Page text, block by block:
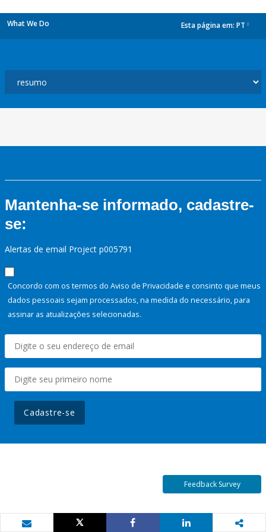
What We Do Esta página em: PT
Mantenha-se informado, cadastre-
se:
Alertas de email Project p005791
Concordo com os termos do Aviso de Privacidade e consinto que meus
dados pessoais sejam processados, na medida do necessário, para
assinar as atualizações selecionadas.
Cadastre-se
Feedback Survey